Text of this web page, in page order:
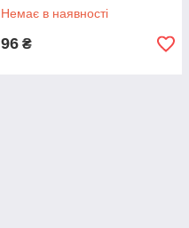
Немає в наявності
96 ₴